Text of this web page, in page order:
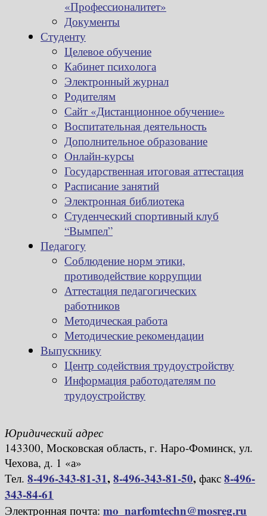
«Профессионалитет»
Документы
Студенту
Целевое обучение
Кабинет психолога
Электронный журнал
Родителям
Сайт «Дистанционное обучение»
Воспитательная деятельность
Дополнительное образование
Онлайн-курсы
Государственная итоговая аттестация
Расписание занятий
Электронная библиотека
Студенческий спортивный клуб
“Вымпел”
Педагогу
Соблюдение норм этики,
противодействие коррупции
Аттестация педагогических
работников
Методическая работа
Методические рекомендации
Выпускнику
Центр содействия трудоустройству
Информация работодателям по
трудоустройству
Юридический адрес
143300, Московская область, г. Наро-Фоминск, ул.
Чехова, д. 1 «а»
Тел. 8-496-343-81-31,8-496-343-81-50, факс 8-496-
343-84-61
Электронная почта: mo_narfomtechn@mosreg.ru